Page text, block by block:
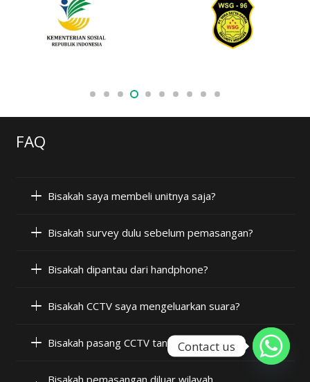
FAQ
Bisakah saya membeli unitnya saja?
Bisakah survey dulu sebelum pemasangan?
Bisakah dipantau dari handphone?
Bisakah CCTV saya mengeluarkan suara?
Bisakah pasang CCTV tanpa internet?
Bisakah pemasangan diluar wilayah
Contact us